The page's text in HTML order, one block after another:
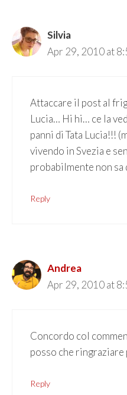
Silvia
Apr 29, 2010 at
Attaccare il post al
Lucia… Hi hi… ce la
panni di Tata Lucia!!!
vivendo in Svezia e
probabilmente non sa
Reply
Andrea
Apr 29, 2010 at
Concordo col
posso che
Reply